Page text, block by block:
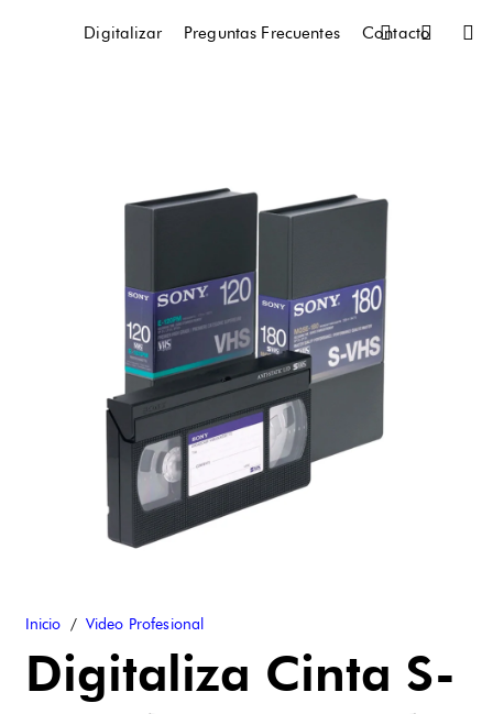
Digitalizar Preguntas Frecuentes Contacto
Inicio / Video Profesional
Digitaliza Cinta S-